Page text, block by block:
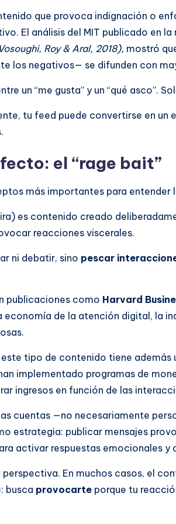
que provoca indignación o
El análisis del MIT publicado en la
Roy & Aral, 2018), mostró
los negativos— se difunden con
un “me gusta” y un “qué asco”.
tu feed puede convertirse en un
el “rage bait”
más importantes para entender
es contenido creado
reacciones viscerales.
ni debatir, sino pescar
publicaciones como Harvard
economía de la atención digital, la
tipo de contenido tiene
implementado programas de
ingresos en función de las
cuentas —no necesariamente
estrategia: publicar mensajes
activar respuestas emocionales y
En muchos casos, el
busca provocarte porque tu